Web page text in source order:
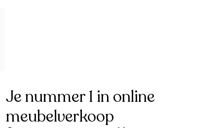
Je nummer 1 in online
meubelverkoop